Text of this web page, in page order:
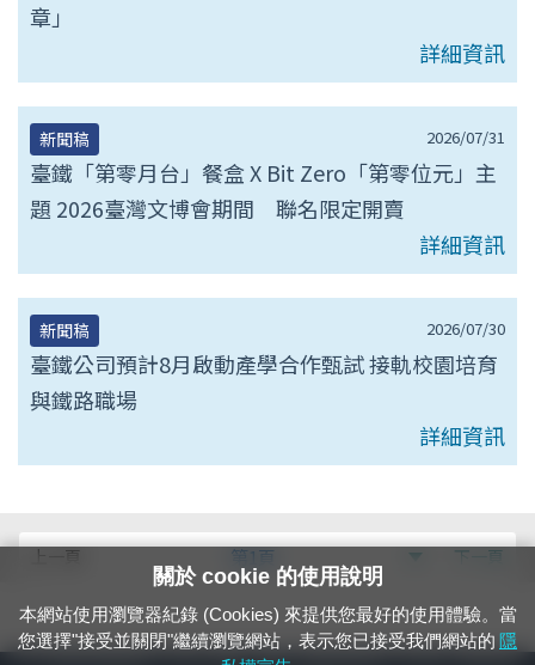
章」
詳細資訊
2026/07/31
新聞稿
臺鐵「第零月台」餐盒 X Bit Zero「第零位元」主
題 2026臺灣文博會期間 聯名限定開賣
詳細資訊
2026/07/30
新聞稿
臺鐵公司預計8月啟動產學合作甄試 接軌校園培育
與鐵路職場
詳細資訊
上一頁
第
null
頁
第1頁 下一頁
關於 cookie 的使用說明
本網站使用瀏覽器紀錄 (Cookies) 來提供您最好的使用體驗。當
您選擇"接受並關閉"繼續瀏覽網站，表示您已接受我們網站的 隱